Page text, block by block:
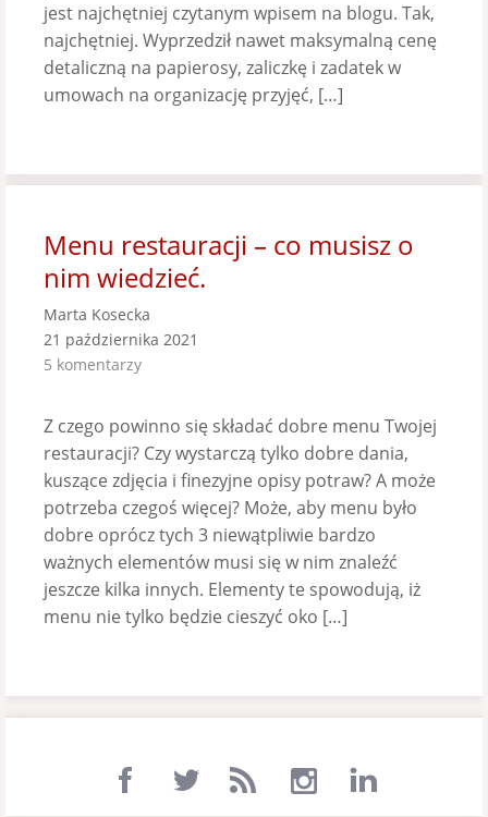
jest najchętniej czytanym wpisem na blogu. Tak,
najchętniej. Wyprzedził nawet maksymalną cenę
detaliczną na papierosy, zaliczkę i zadatek w
umowach na organizację przyjęć, […]
Menu restauracji – co musisz o
nim wiedzieć.
Marta Kosecka
21 października 2021
5 komentarzy
Z czego powinno się składać dobre menu Twojej
restauracji? Czy wystarczą tylko dobre dania,
kuszące zdjęcia i finezyjne opisy potraw? A może
potrzeba czegoś więcej? Może, aby menu było
dobre oprócz tych 3 niewątpliwie bardzo
ważnych elementów musi się w nim znaleźć
jeszcze kilka innych. Elementy te spowodują, iż
menu nie tylko będzie cieszyć oko […]